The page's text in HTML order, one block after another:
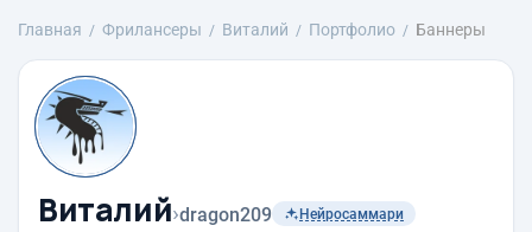
Главная Фрилансеры Виталий Портфолио Баннеры
Виталий›dragon209 Нейросаммари